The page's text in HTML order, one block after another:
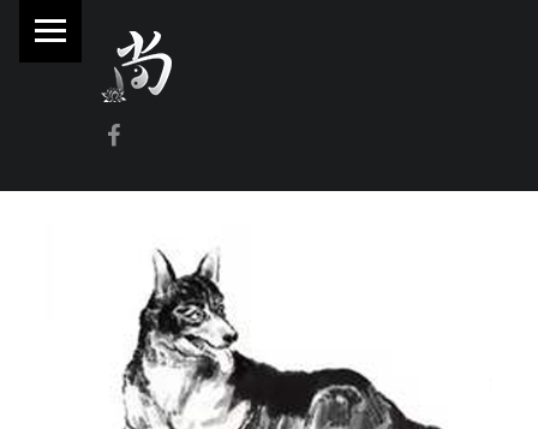
尚
門
甲
風
水
命
理
Facebook